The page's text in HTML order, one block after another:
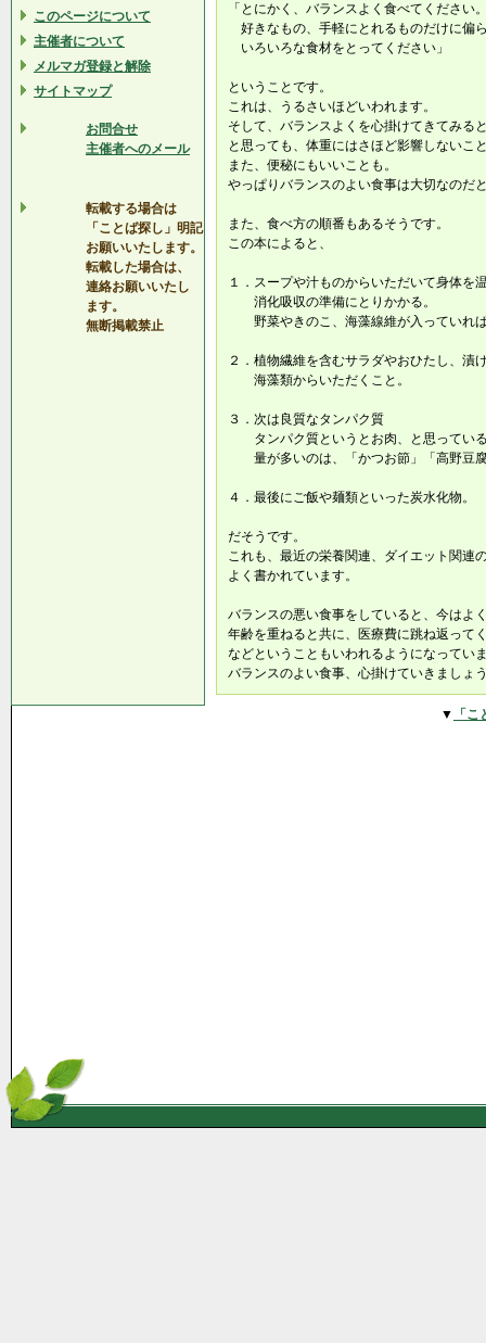
このページについて
主催者について
メルマガ登録と解除
サイトマップ
お問合せ
主催者へのメール
転載する場合は
「ことば探し」明記
お願いいたします。
転載した場合は、
連絡お願いいたし
ます。
無断掲載禁止
「とにかく、バランスよく食べてください
好きなもの、手軽にとれるものだけに偏
いろいろな食材をとってください」
ということです。
これは、うるさいほどいわれます。
そして、バランスよくを心掛けてきてみる
と思っても、体重にはさほど影響しないこ
また、便秘にもいいことも。
やっぱりバランスのよい食事は大切なのだ
また、食べ方の順番もあるそうです。
この本によると、
１．スープや汁ものからいただいて身体を
消化吸収の準備にとりかかる。
野菜やきのこ、海藻線維が入っていれ
２．植物繊維を含むサラダやおひたし、漬
海藻類からいただくこと。
３．次は良質なタンパク質
タンパク質というとお肉、と思ってい
量が多いのは、「かつお節」「高野豆
４．最後にご飯や麺類といった炭水化物。
だそうです。
これも、最近の栄養関連、ダイエット関連
よく書かれています。
バランスの悪い食事をしていると、今はよ
年齢を重ねると共に、医療費に跳ね返って
などということもいわれるようになってい
バランスのよい食事、心掛けていきましょ
▼ 「